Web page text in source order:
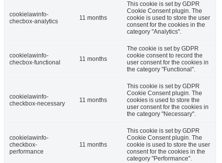
cookielawinfo-
checbox-analytics
11 months
This cookie is set by GDPR
Cookie Consent plugin. The
cookie is used to store the user
consent for the cookies in the
category "Analytics".
cookielawinfo-
checbox-functional
11 months
The cookie is set by GDPR
cookie consent to record the
user consent for the cookies in
the category "Functional".
cookielawinfo-
checkbox-necessary
11 months
This cookie is set by GDPR
Cookie Consent plugin. The
cookies is used to store the
user consent for the cookies in
the category "Necessary".
cookielawinfo-
checkbox-
performance
11 months
This cookie is set by GDPR
Cookie Consent plugin. The
cookie is used to store the user
consent for the cookies in the
category "Performance".